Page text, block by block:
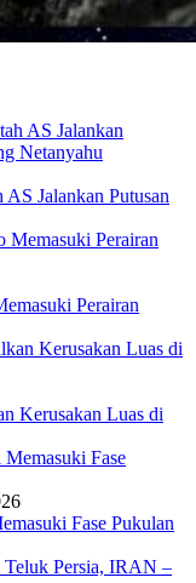
Jalankan Putusan
Perairan
Kerusakan Luas di
Fase Pukulan